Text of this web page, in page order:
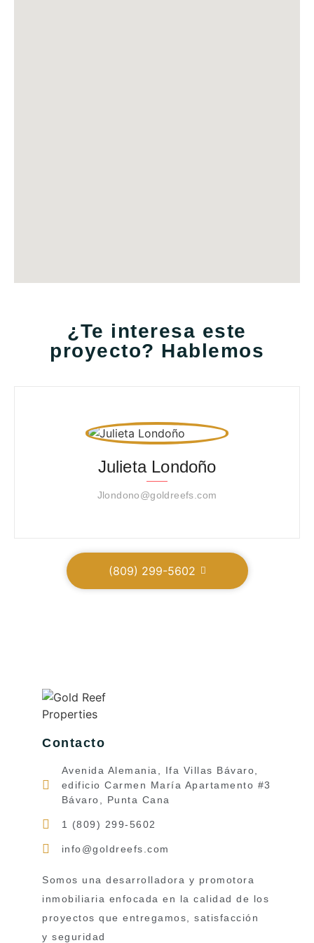
¿Te interesa este
proyecto? Hablemos
Julieta Londoño
Jlondono@goldreefs.com
(809) 299-5602
Contacto
Avenida Alemania, Ifa Villas Bávaro,
edificio Carmen María Apartamento #3
Bávaro, Punta Cana
1 (809) 299-5602
info@goldreefs.com
Somos una desarrolladora y promotora
inmobiliaria enfocada en la calidad de los
proyectos que entregamos, satisfacción
y seguridad